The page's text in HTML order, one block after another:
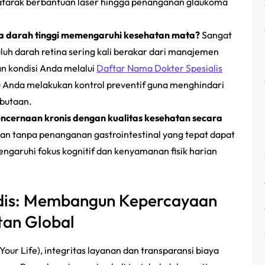
tinggi memengaruhi kesehatan mata?Sangat
darah retina sering kali berakar dari manajemen
kondisi Anda melalui Daftar Nama Dokter Spesialis
melakukan kontrol preventif guna menghindari
kronis dengan kualitas kesehatan secara
tanpa penanganan gastrointestinal yang tepat dapat
fokus kognitif dan kenyamanan fisik harian
Membangun Kepercayaan
Global
Life), integritas layanan dan transparansi biaya